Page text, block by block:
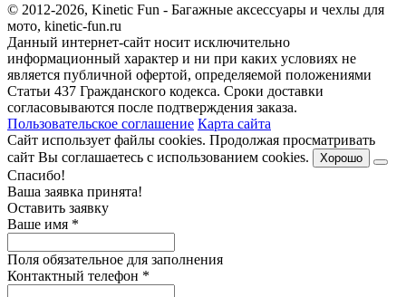
© 2012-2026, Kinetic Fun - Багажные аксессуары и чехлы для
мото, kinetic-fun.ru
Данный интернет-сайт носит исключительно
информационный характер и ни при каких условиях не
является публичной офертой, определяемой положениями
Статьи 437 Гражданского кодекса. Сроки доставки
согласовываются после подтверждения заказа.
Пользовательское соглашение Карта сайта
Сайт использует файлы cookies. Продолжая просматривать
сайт Вы соглашаетесь с использованием cookies.
Хорошо
Спасибо!
Ваша заявка принята!
Оставить заявку
Ваше имя *
Поля обязательное для заполнения
Контактный телефон *